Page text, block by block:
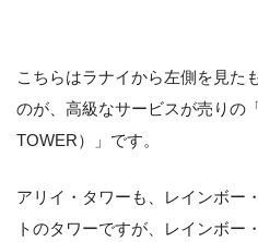
こちらはラナイから左側を見た
のが、高級なサービスが売りの
TOWER）」です。
アリイ・タワーも、レインボー
トのタワーですが、レインボー